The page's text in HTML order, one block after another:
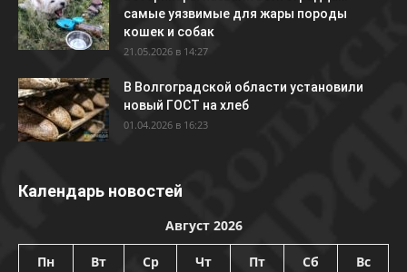
самые уязвимые для жары породы
кошек и собак
21.05.2026 в 14:27
В Волгоградской области установили
новый ГОСТ на хлеб
01.04.2026 в 16:23
Календарь новостей
Август 2026
Пн Вт Ср Чт Пт Сб Вс